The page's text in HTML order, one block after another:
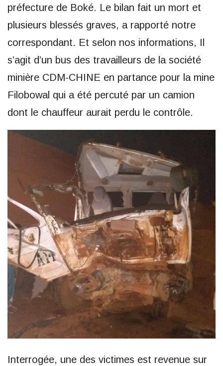
préfecture de Boké. Le bilan fait un mort et
plusieurs blessés graves, a rapporté notre
correspondant. Et selon nos informations, Il
s’agit d’un bus des travailleurs de la société
minière CDM-CHINE en partance pour la mine
Filobowal qui a été percuté par un camion
dont le chauffeur aurait perdu le contrôle.
Interrogée, une des victimes est revenue sur